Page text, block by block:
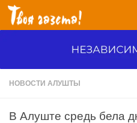
Перейти к содержимому
НОВОСТИ АЛУШТЫ
В Алуште средь бела